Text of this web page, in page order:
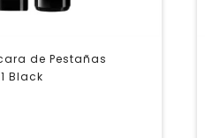
de Pestañas
Black